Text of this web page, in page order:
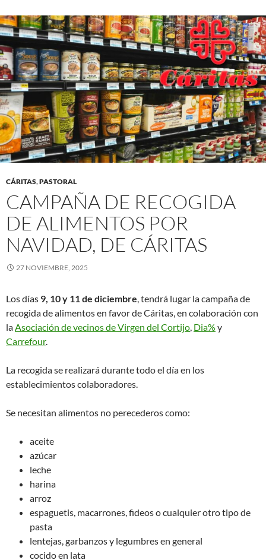
CÁRITAS,PASTORAL
CAMPAÑA DE RECOGIDA
DE ALIMENTOS POR
NAVIDAD, DE CÁRITAS
27 NOVIEMBRE, 2025
Los días 9, 10 y 11 de diciembre, tendrá lugar la campaña de
recogida de alimentos en favor de Cáritas, en colaboración con
laAsociación de vecinos de Virgen del Cortijo, Dia% y
Carrefour.
La recogida se realizará durante todo el día en los
establecimientos colaboradores.
Se necesitan alimentos no perecederos como:
aceite
azúcar
leche
harina
arroz
espaguetis, macarrones, fideos o cualquier otro tipo de
pasta
lentejas, garbanzos y legumbres en general
cocido en lata